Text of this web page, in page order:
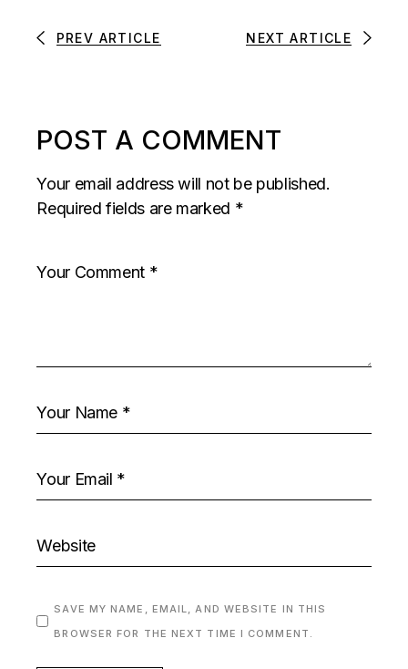
PREV ARTICLE NEXT ARTICLE
POST A COMMENT
Your email address will not be published.
Required fields are marked *
SAVE MY NAME, EMAIL, AND WEBSITE IN THIS
BROWSER FOR THE NEXT TIME I COMMENT.